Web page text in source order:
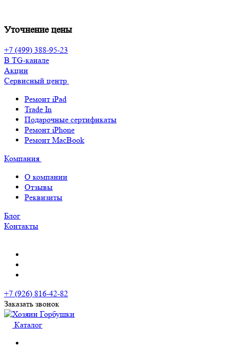
Уточнение цены
+7 (499) 388-95-23
В TG-канале
Акции
Сервисный центр
Ремонт iPad
Trade In
Подарочные сертификаты
Ремонт iPhone
Ремонт MacBook
Компания
О компании
Отзывы
Реквизиты
Блог
Контакты
+7 (926) 816-42-82
Заказать звонок
Каталог